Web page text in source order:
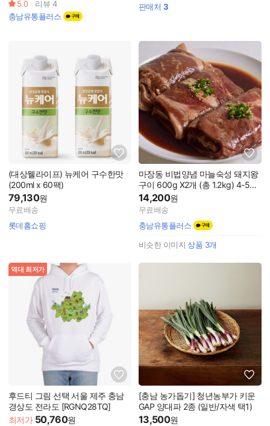
5.0 리뷰 4
충남유통플러스
판매처 3
(대상웰라이프) 뉴케어 구수한맛
(200ml x 60팩)
79,130원
무료배송
롯데홈쇼핑
마장동 비법양념 마늘숙성 돼지왕
구이 600g X2개 (총 1.2kg) 4-5인
분
14,200원
무료배송
충남유통플러스
비슷한 이미지 상품 3개
역대 최저가
후드티 그림 선택 서울 제주 충남
경상도 전라도 [RGNQ28TQ]
최저가 50,760원
[충남 농가돕기] 청년농부가 키운
GAP 양대파 2종 (일반/자색 택1)
13,500원